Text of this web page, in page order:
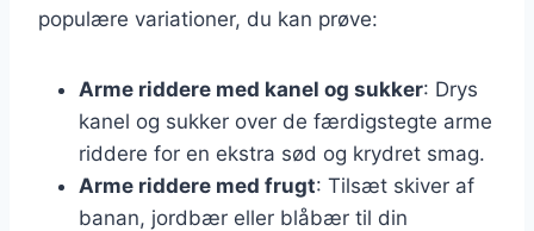
populære variationer, du kan prøve:
Arme riddere med kanel og sukker: Drys
kanel og sukker over de færdigstegte arme
riddere for en ekstra sød og krydret smag.
Arme riddere med frugt: Tilsæt skiver af
banan, jordbær eller blåbær til din